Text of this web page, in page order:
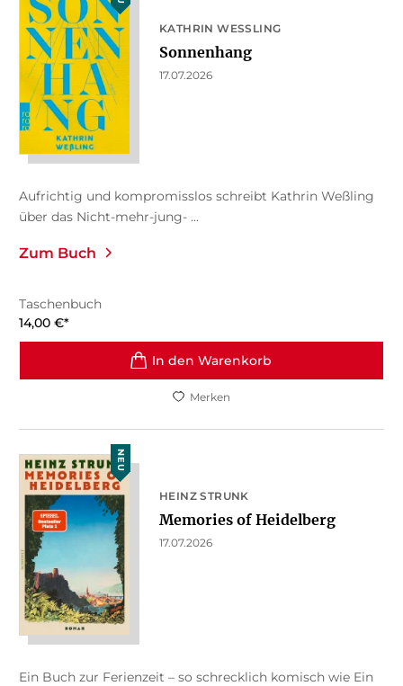
KATHRIN WESSLING
Sonnenhang
17.07.2026
Aufrichtig und kompromisslos schreibt Kathrin Weßling
über das Nicht-mehr-jung- ...
Zum Buch
Taschenbuch
14,00 €*
In den Warenkorb
Merken
NEU
HEINZ STRUNK
Memories of Heidelberg
17.07.2026
Ein Buch zur Ferienzeit – so schrecklich komisch wie Ein